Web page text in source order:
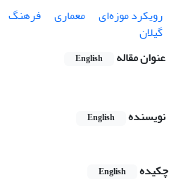
رویکرد موزه‌ای
معماری فرهنگ
گیلان
عنوان مقاله
English
نویسنده English
چکیده
English